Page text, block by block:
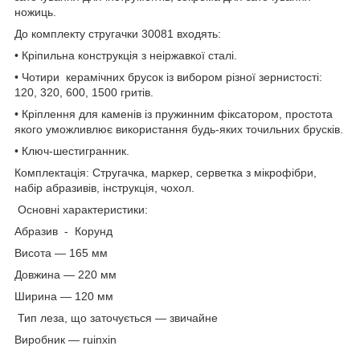
ножиць.
До комплекту стругачки 30081 входять:
• Кріпильна конструкція з неіржавкої сталі.
• Чотири керамічних брусок із вибором різної зернистості:
120, 320, 600, 1500 гритів.
• Кріплення для каменів із пружинним фіксатором, простота
якого уможливлює використання будь-яких точильних брусків.
• Ключ-шестигранник.
Комплектація: Стругачка, маркер, серветка з мікрофібри,
набір абразивів, інструкція, чохол.
Основні характеристики:
Абразив - Корунд
Висота — 165 мм
Довжина — 220 мм
Ширина — 120 мм
Тип леза, що заточується — звичайне
Виробник — ruinxin